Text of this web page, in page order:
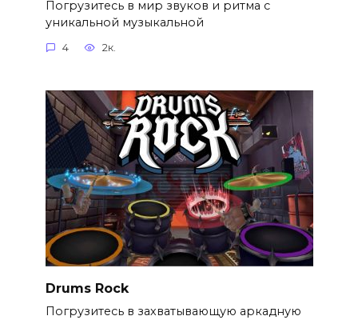
Погрузитесь в мир звуков и ритма с
уникальной музыкальной
4 2к.
Drums Rock
Погрузитесь в захватывающую аркадную